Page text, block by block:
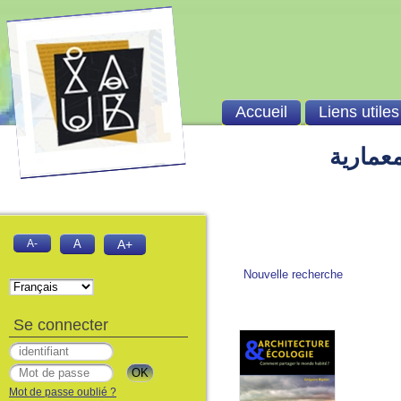
Nouvelle recherche
Accueil Liens utiles
A- A A+
Se connecter
Mot de passe oublié ?